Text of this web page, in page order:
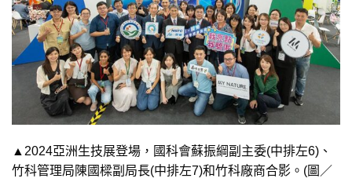
▲2024亞洲生技展登場，國科會蘇振綱副主委(中排左6)、
竹科管理局陳國樑副局長(中排左7)和竹科廠商合影。(圖／